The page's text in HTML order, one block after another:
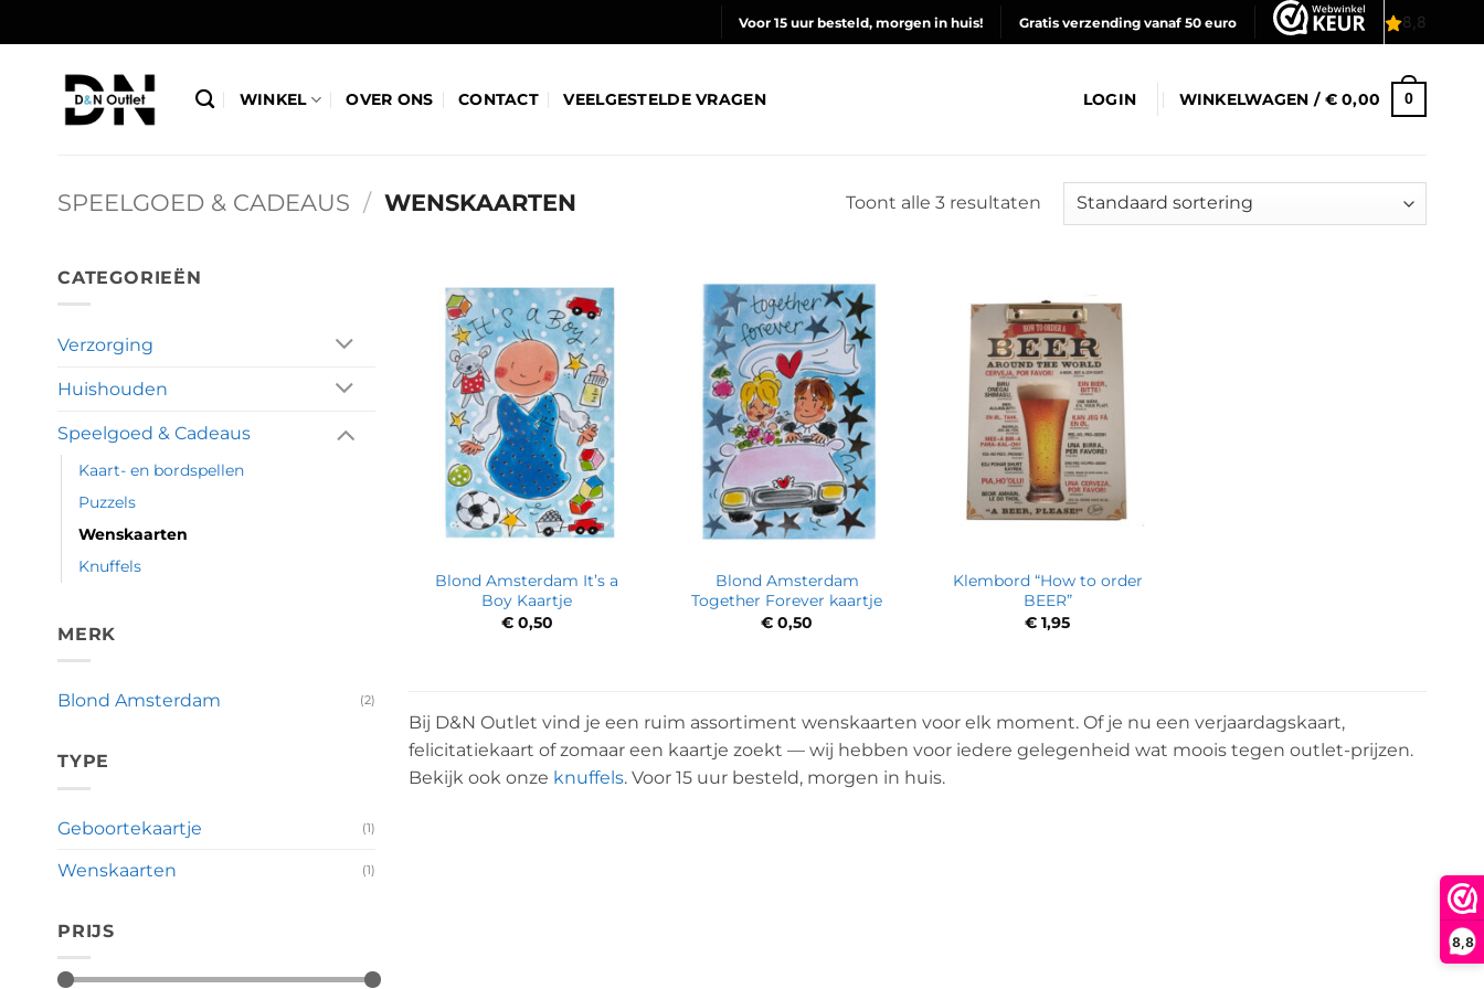
8,8
naar
Voor 15 uur besteld, morgen in huis! Gratis verzending vanaf 50 euro
WINKEL OVER ONS CONTACT VEELGESTELDE VRAGEN LOGIN WINKELWAGEN / €0,00 0
SPEELGOED & CADEAUS / WENSKAARTEN Toont alle 3 resultaten
CATEGORIEËN
Verzorging
Huishouden
Speelgoed & Cadeaus
Kaart- en bordspellen
Puzzels
Wenskaarten
Knuffels
MERK
Blond Amsterdam (2)
TYPE
Geboortekaartje (1)
Wenskaarten (1)
PRIJS
Blond Amsterdam It’s a
Boy Kaartje
€0,50
Blond Amsterdam
Together Forever kaartje
€ 0,50
Klembord “How to order
BEER”
€ 1,95
Bij D&N Outlet vind je een ruim assortiment wenskaarten voor elk moment. Of je nu een verjaardagskaart,
felicitatiekaart of zomaar een kaartje zoekt — wij hebben voor iedere gelegenheid wat moois tegen outlet-prijzen.
Bekijk ook onze knuffels. Voor 15 uur besteld, morgen in huis.